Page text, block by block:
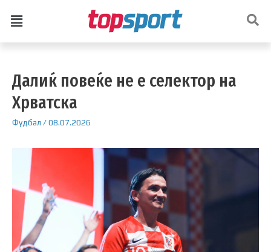
Далиќ повеќе не е селектор на
Хрватска
Фудбал /08.07.2026